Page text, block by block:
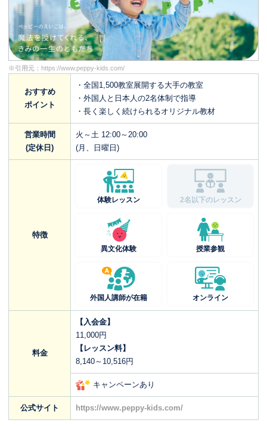
※引用元： https://www.peppy-kids.com/
おすすめ
ポイント
・全国1,500教室展開する大手の教室
・外国人と日本人の2名体制で指導
・長く楽しく続けられるオリジナル教材
営業時間
(定休日)
火～土 12:00～20:00
(月、日曜日)
特徴
体験レッスン 2名以下のレッスン
異文化体験 授業参観
外国人講師が在籍 オンライン
料金
【入会金】
11,000円
【レッスン料】
8,140～10,516円
キャンペーンあり
公式サイト https://www.peppy-kids.com/